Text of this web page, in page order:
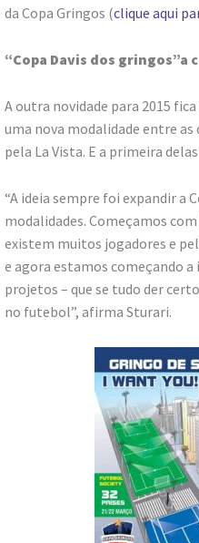
da Copa Gringos (clique aqui
“Copa Davis dos gringos”a
A outra novidade para 2015
uma nova modalidade entre
pela La Vista. E a primeira
“A ideia sempre foi expandir a
modalidades. Começamos
existem muitos jogadores e
e agora estamos começando
projetos – que se tudo der
no futebol”, afirma Sturari.